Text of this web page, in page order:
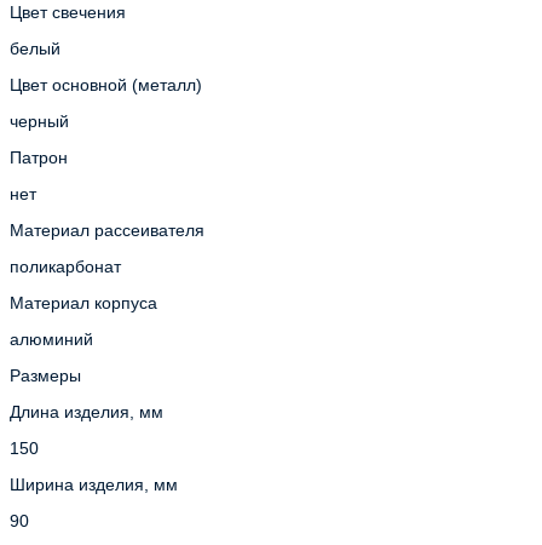
Цвет свечения
белый
Цвет основной (металл)
черный
Патрон
нет
Материал рассеивателя
поликарбонат
Материал корпуса
алюминий
Размеры
Длина изделия, мм
150
Ширина изделия, мм
90